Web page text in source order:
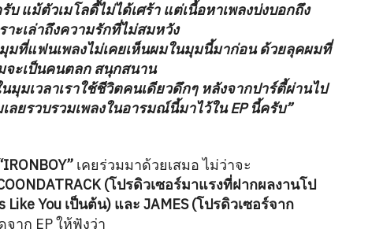
บ แม้ตัวเมโลดี้ไม่ได้เศร้า แต่เนื้อหาเพลงบ่งบอกถึง
าะเล่าถึงความรักที่ไม่สมหวัง
มุมที่แฟนเพลงไม่เคยเห็นผมในมุมนี้มาก่อน ด้วยลุคผมที่
จะเป็นคนตลก สนุกสนาน
นมุมเวลาเราใช้ชีวิตคนเดียวดึกๆ หลังจากปาร์ตี้ผ่านไป
ลยรวบรวมเพลงในอารมณ์นี้มาไว้ใน EP นี้ครับ”
เคยร่วมมาด้วยเสมอ ไม่ว่าจะ
(โปรดิวเซอร์มาแรงที่ฝากผลงานโป
You เป็นต้น) และ JAMES (โปรดิวเซอร์จาก
าก EP ให้ฟังว่า